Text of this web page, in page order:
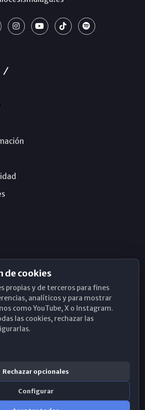
de cookies
propias y de terceros para fines
analíticos y para mostrar
como YouTube, X o Instagram.
las cookies, rechazar las
Rechazar opcionales
Configurar